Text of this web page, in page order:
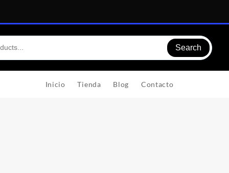
Search
Inicio Tienda Blog Contacto